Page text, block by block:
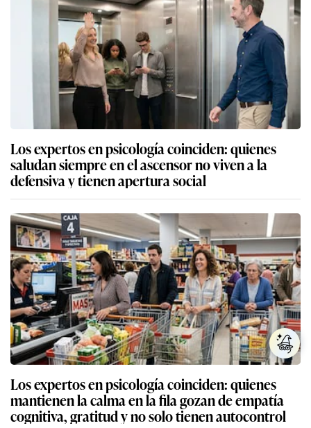
Los expertos en psicología coinciden: quienes
saludan siempre en el ascensor no viven a la
defensiva y tienen apertura social
Los expertos en psicología coinciden: quienes
mantienen la calma en la fila gozan de empatía
cognitiva, gratitud y no solo tienen autocontrol